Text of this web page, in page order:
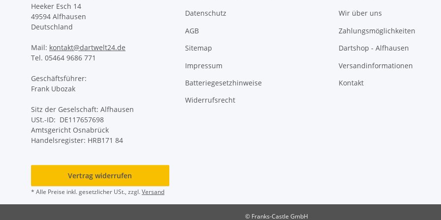
Heeker Esch 14
49594 Alfhausen
Deutschland
Mail: kontakt@dartwelt24.de
Tel. 05464 9686 771
Geschäftsführer:
Frank Ubozak
Sitz der Geselschaft: Alfhausen
USt.-ID: DE117657698
Amtsgericht Osnabrück
Handelsregister: HRB171 84
Datenschutz
AGB
Sitemap
Impressum
Batteriegesetzhinweise
Widerrufsrecht
Wir über uns
Zahlungsmöglichkeiten
Dartshop - Alfhausen
Versandinformationen
Kontakt
Vertrag widerrufen
* Alle Preise inkl. gesetzlicher USt., zzgl.Versand
© Franks-Castle GmbH